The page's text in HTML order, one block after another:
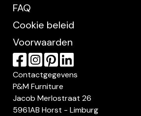
FAQ
Cookie beleid
Voorwaarden
Contactgegevens
P&M Furniture
Jacob Merlostraat 26
5961AB Horst - Limburg